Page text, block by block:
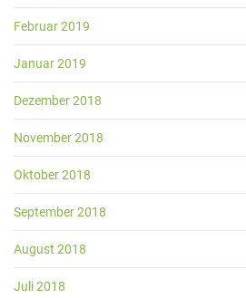
Februar 2019
Januar 2019
Dezember 2018
November 2018
Oktober 2018
September 2018
August 2018
Juli 2018